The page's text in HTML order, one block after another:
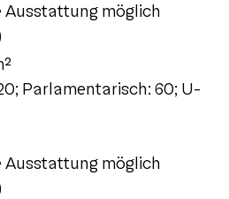
möglich
Parlamentarisch: 60; U-
möglich